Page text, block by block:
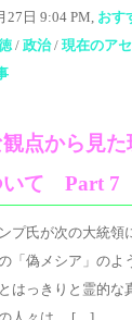
27日 9:04 PM, おす
/ 政治/ 現在のア
点から見
いて Part 7
プ氏が次の大統
「偽メシア」の
はっきりと霊的な